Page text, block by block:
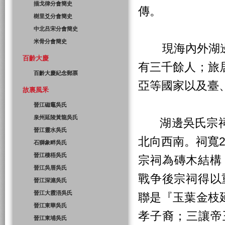
傳。
現海內外湖邊
有三千餘人；旅
亞等國家以及臺
湖邊吳氏宗祠
北向西南。祠寬
宗祠為磚木結
戰争後宗祠得
聯是『玉葉金枝
孝子裔；三讓
描戈律分會簡史
樹里爻分會簡史
中北吕宋分會簡史
米骨分會簡史
百齡大慶
百齡大慶紀念郵票
故裏風釆
晉江磁竈吳氏
泉州延陵黃龍吳氏
晉江靈水吳氏
石獅象畔吳氏
晉江棲梧吳氏
晉江吳厝吳氏
晉江深滬吳氏
晉江大霞浯吳氏
晉江東華吳氏
晉江東埔吳氏